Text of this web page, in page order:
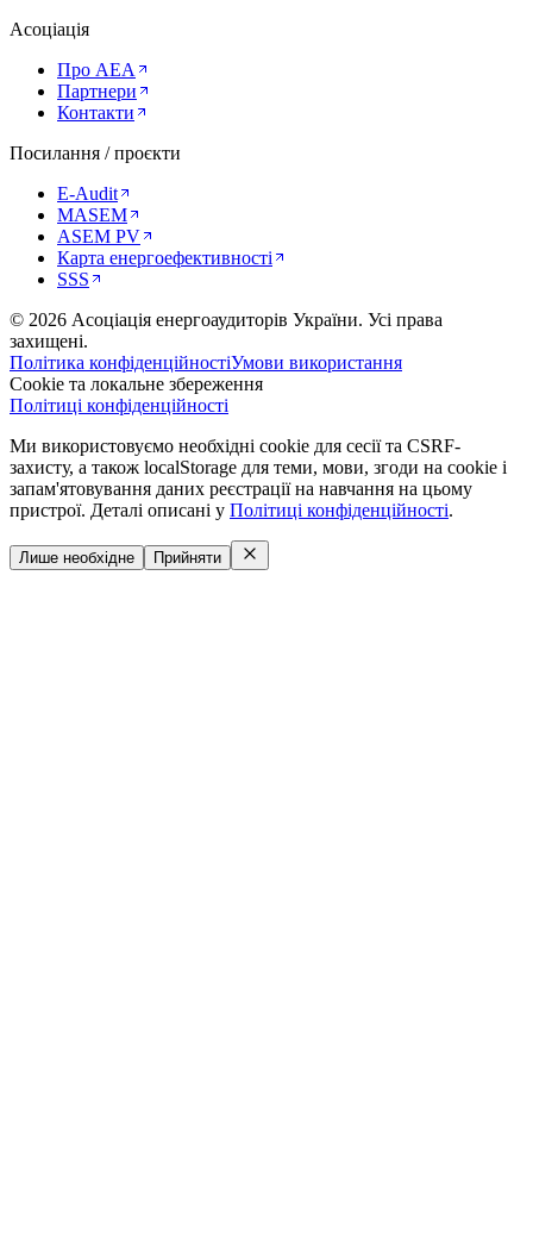
Асоціація
Про AEA
Партнери
Контакти
Посилання / проєкти
E-Audit
MASEM
ASEM PV
Карта енергоефективності
SSS
© 2026 Асоціація енергоаудиторів України. Усі права
захищені.
Політика конфіденційностіУмови використання
Cookie та локальне збереження
Політиці конфіденційності
Ми використовуємо необхідні cookie для сесії та CSRF-
захисту, а також localStorage для теми, мови, згоди на cookie і
запам'ятовування даних реєстрації на навчання на цьому
пристрої. Деталі описані у Політиці конфіденційності.
Лише необхідне Прийняти